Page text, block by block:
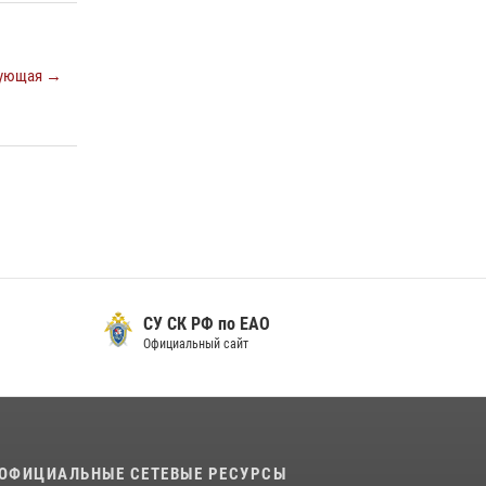
→
СУ СК РФ по ЕАО
Официальный сайт
СЕТЕВЫЕ РЕСУРСЫ